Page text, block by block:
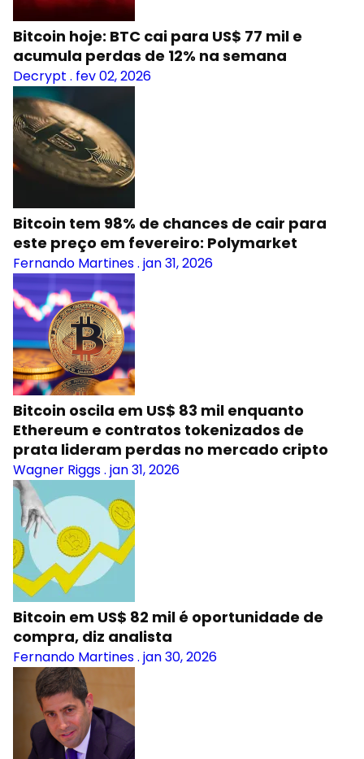
Bitcoin hoje: BTC cai para US$ 77 mil e
acumula perdas de 12% na semana
Decrypt . fev 02, 2026
Bitcoin tem 98% de chances de cair para
este preço em fevereiro: Polymarket
Fernando Martines. jan 31, 2026
Bitcoin oscila em US$ 83 mil enquanto
Ethereum e contratos tokenizados de
prata lideram perdas no mercado cripto
Wagner Riggs. jan 31, 2026
Bitcoin em US$ 82 mil é oportunidade de
compra, diz analista
Fernando Martines. jan 30, 2026